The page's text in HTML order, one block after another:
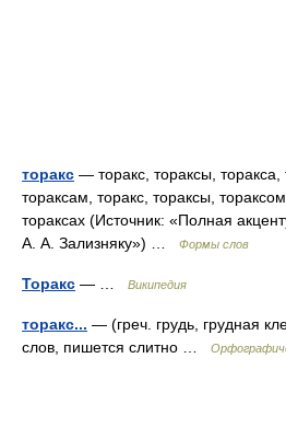
торакс — торакс, тораксы, торакса,
тораксам, торакс, тораксы,
тораксах (Источник: «Полная
А. А. Зализняку») …
Формы слов
Торакс — … Википедия
торакс... — (греч. грудь, грудная
слов, пишется слитно …